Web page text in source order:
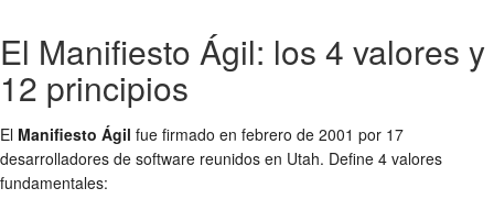
El Manifiesto Ágil: los 4 valores y
12 principios
El Manifiesto Ágil fue firmado en febrero de 2001 por 17
desarrolladores de software reunidos en Utah. Define 4 valores
fundamentales: